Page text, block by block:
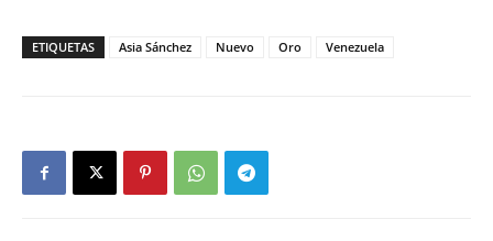
ETIQUETAS Asia Sánchez Nuevo Oro Venezuela